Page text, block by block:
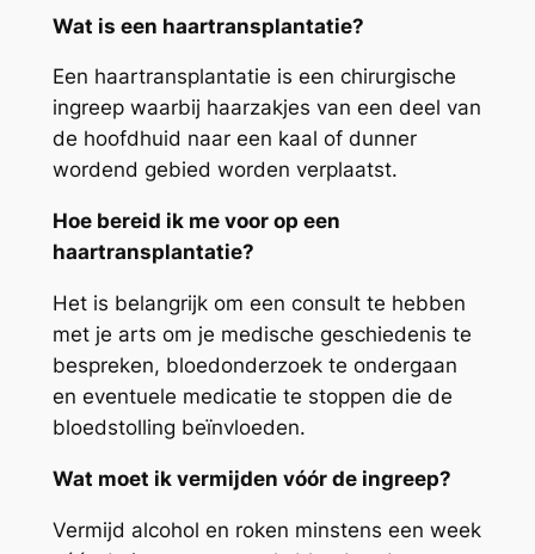
Wat is een haartransplantatie?
Een haartransplantatie is een chirurgische
ingreep waarbij haarzakjes van een deel van
de hoofdhuid naar een kaal of dunner
wordend gebied worden verplaatst.
Hoe bereid ik me voor op een
haartransplantatie?
Het is belangrijk om een consult te hebben
met je arts om je medische geschiedenis te
bespreken, bloedonderzoek te ondergaan
en eventuele medicatie te stoppen die de
bloedstolling beïnvloeden.
Wat moet ik vermijden vóór de ingreep?
Vermijd alcohol en roken minstens een week